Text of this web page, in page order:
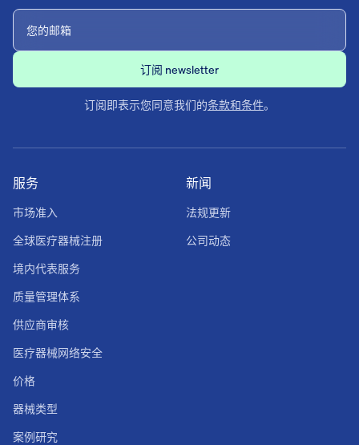
订阅即表示您同意我们的条款和条件。
新闻
法规更新
公司动态
服务
市场准入
全球医疗器械注册
境内代表服务
质量管理体系
供应商审核
医疗器械网络安全
价格
器械类型
案例研究